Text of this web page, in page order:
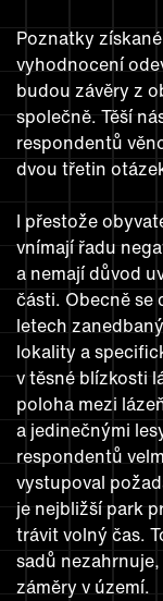
Poznatky
vyhodnocení
budou závěry z
společně. Těší
respondentů
dvou třetin
I přestože
vnímají řadu
a nemají důvod
části. Obecně se
letech
lokality a
v těsné blízkosti
poloha mezi
a jedinečnými
respondentů
vystupoval
je nejbližší park
trávit volný čas.
sadů
záměry v území.